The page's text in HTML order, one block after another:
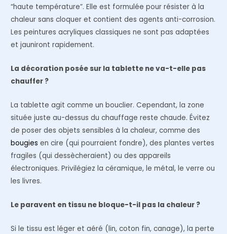
“haute température”. Elle est formulée pour résister à la
chaleur sans cloquer et contient des agents anti-corrosion.
Les peintures acryliques classiques ne sont pas adaptées
et jauniront rapidement.
La décoration posée sur la tablette ne va-t-elle pas
chauffer ?
La tablette agit comme un bouclier. Cependant, la zone
située juste au-dessus du chauffage reste chaude. Évitez
de poser des objets sensibles à la chaleur, comme des
bougiesen cire (qui pourraient fondre), des plantes vertes
fragiles (qui dessècheraient) ou des appareils
électroniques. Privilégiez la céramique, le métal, le verre ou
les livres.
Le paravent en tissu ne bloque-t-il pas la chaleur ?
Si le tissu est léger et aéré (lin, coton fin, canage), la perte